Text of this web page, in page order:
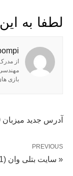
لطفا به
از
مهندسی
بازی
آدرس جدید میزبان 90 به همراه بونوس ویژه میلیونی »
PREVIOUS
« سایت بتلی وان (betley1) مرجع بازی انفجار شرطی در ایران